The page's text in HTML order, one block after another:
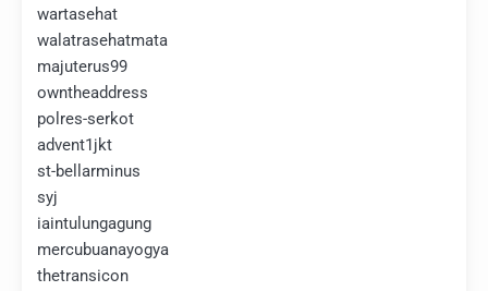
wartasehat
walatrasehatmata
majuterus99
owntheaddress
polres-serkot
advent1jkt
st-bellarminus
syj
iaintulungagung
mercubuanayogya
thetransicon